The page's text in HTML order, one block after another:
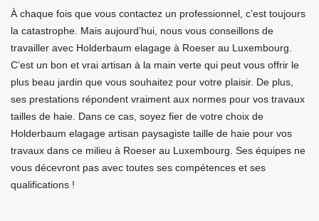
À chaque fois que vous contactez un professionnel, c’est toujours
la catastrophe. Mais aujourd’hui, nous vous conseillons de
travailler avec Holderbaum elagage à Roeser au Luxembourg.
C’est un bon et vrai artisan à la main verte qui peut vous offrir le
plus beau jardin que vous souhaitez pour votre plaisir. De plus,
ses prestations répondent vraiment aux normes pour vos travaux
tailles de haie. Dans ce cas, soyez fier de votre choix de
Holderbaum elagage artisan paysagiste taille de haie pour vos
travaux dans ce milieu à Roeser au Luxembourg. Ses équipes ne
vous décevront pas avec toutes ses compétences et ses
qualifications !